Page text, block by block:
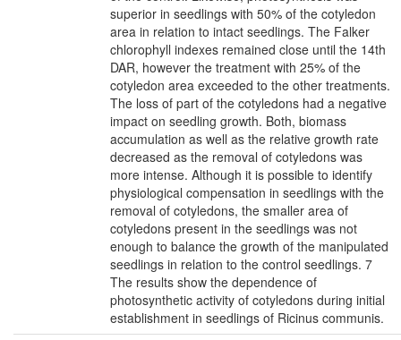
superior in seedlings with 50% of the cotyledon
area in relation to intact seedlings. The Falker
chlorophyll indexes remained close until the 14th
DAR, however the treatment with 25% of the
cotyledon area exceeded to the other treatments.
The loss of part of the cotyledons had a negative
impact on seedling growth. Both, biomass
accumulation as well as the relative growth rate
decreased as the removal of cotyledons was
more intense. Although it is possible to identify
physiological compensation in seedlings with the
removal of cotyledons, the smaller area of
cotyledons present in the seedlings was not
enough to balance the growth of the manipulated
seedlings in relation to the control seedlings. 7
The results show the dependence of
photosynthetic activity of cotyledons during initial
establishment in seedlings of Ricinus communis.